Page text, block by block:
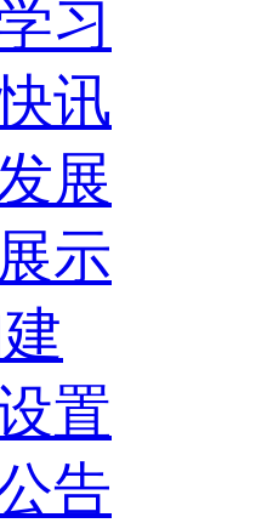
习
讯
展
示
置
告